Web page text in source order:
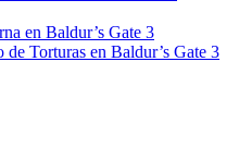
en Baldur’s Gate 3
Torturas en Baldur’s Gate 3